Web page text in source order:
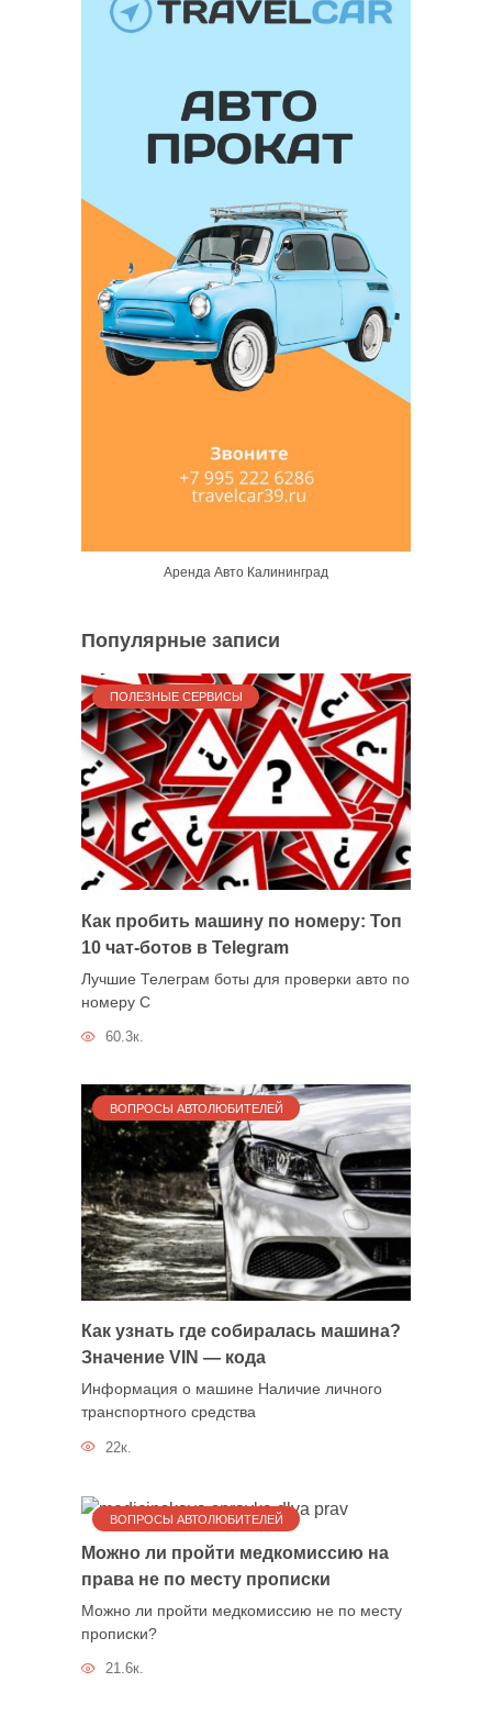
Аренда Авто Калининград
Популярные записи
ПОЛЕЗНЫЕ СЕРВИСЫ
Как пробить машину по номеру: Топ
10 чат-ботов в Telegram
Лучшие Телеграм боты для проверки авто по
номеру С
60.3к.
ВОПРОСЫ АВТОЛЮБИТЕЛЕЙ
Как узнать где собиралась машина?
Значение VIN — кода
Информация о машине Наличие личного
транспортного средства
22к.
ВОПРОСЫ АВТОЛЮБИТЕЛЕЙ
Можно ли пройти медкомиссию на
права не по месту прописки
Можно ли пройти медкомиссию не по месту
прописки?
21.6к.